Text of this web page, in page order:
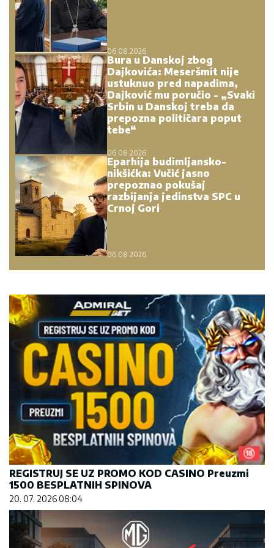
06.08.2026.
Bura u Danskoj zbog
Dajkovića: Meseršmit nije
ustuknuo pred napadima,
Dajković mu poručio - „Svaki
Srbin u Danskoj treba da
prepozna političara poput
tebe“
06.08.2026.
Eparhija budimljansko-
nikšićka: Vučić jasno
prepoznao pokušaj
razbijanja jedinstva SPC u
Crnoj Gori
06.08.2026.
REGISTRUJ SE UZ PROMO KOD CASINO Preuzmi
1500 BESPLATNIH SPINOVA
20. 07. 2026 08:04